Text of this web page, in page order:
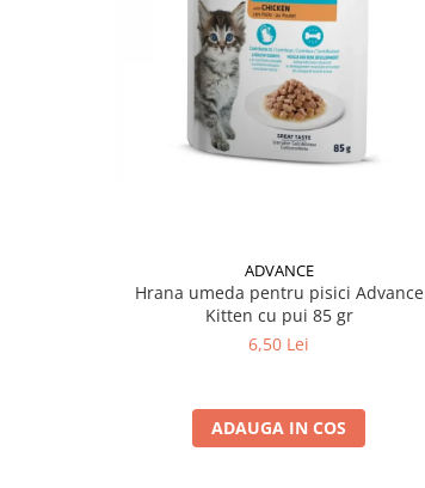
ADVANCE
Hrana umeda pentru pisici Advance
Kitten cu pui 85 gr
6,50 Lei
ADAUGA IN COS